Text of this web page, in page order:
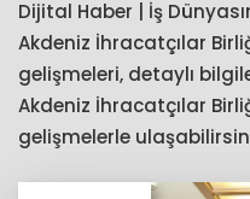
Dijital Haber | İş
Akdeniz İhracatçılar
gelişmeleri, detaylı
Akdeniz İhracatçılar
gelişmelerle